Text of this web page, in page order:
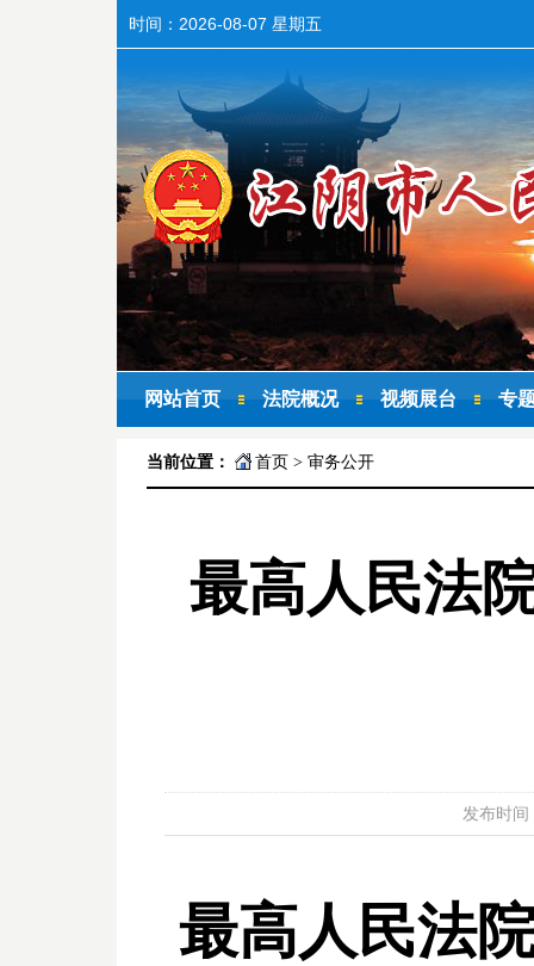
时间： 2026-08-07 星期五
网站首页 法院概况 视频展台 专
当前位置： 首页 > 审务公开
最高人民法
发布时
最高人民法